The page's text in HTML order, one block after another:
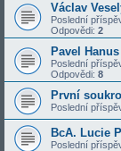
Václav
Poslední
Odpovědi: 2
Pavel
Poslední
Odpovědi: 8
První
Poslední
BcA. Lucie
Poslední